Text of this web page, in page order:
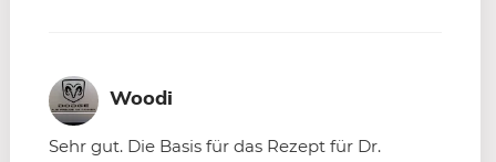
Woodi
Sehr gut. Die Basis für das Rezept für Dr.